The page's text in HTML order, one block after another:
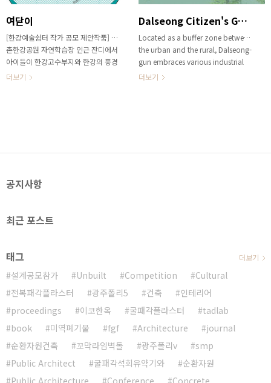
된 현상설계라 구체적인 설계안 발전보
다는 브레인스토밍 위주로 학생들도 함
여닫이
[한강예술쉼터 작가 공모 제안작품] 이
촌한강공원 자연학습장 인근 잔디에서
아이들이 한강고수부지와 한강의 풍경
을 직, 간접적으로 놀이를 통해 경험할
로 놀이 기구로 이용하는 “문”의 작동
는 거울 플립닷을 설치하여, 다양하고
position] [after playing]..
더보기
Dalseong Citizen's Gymnasium Proposal
Located as a buffer zone between
the urban and the rural, Dalseong-
gun embraces various industrial
and cultural infrastructures with
더보기
공지사항
최근 포스트
태그
설계공모참가 Unbuilt Competition
Cultural
전복패각플라스터
광주폴리5 건축
인테리어
proceedings
이코한옥 굴패각플라스터
tadlab
book
미역폐기물 fgf Architecture
journal
순환자원건축
꼬막라임벽돌 광주폴리v
smp
Public Architect
굴패각석회유약기와
순환자원
더보기